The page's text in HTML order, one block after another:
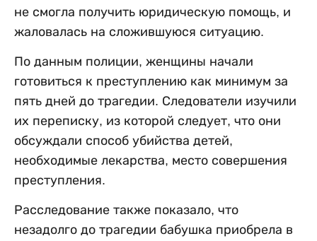
не смогла получить юридическую помощь, и
жаловалась на сложившуюся ситуацию.
По данным полиции, женщины начали
готовиться к преступлению как минимум за
пять дней до трагедии. Следователи изучили
их переписку, из которой следует, что они
обсуждали способ убийства детей,
необходимые лекарства, место совершения
преступления.
Расследование также показало, что
незадолго до трагедии бабушка приобрела в